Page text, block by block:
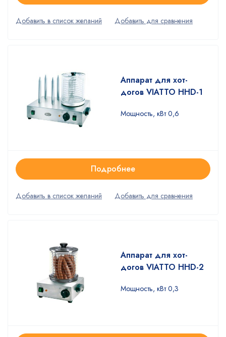
Аппарат для хот-
догов VIATTO HHD-1
Мощность, кВт 0,6
Подробнее
Аппарат для хот-
догов VIATTO HHD-2
Мощность, кВт 0,3